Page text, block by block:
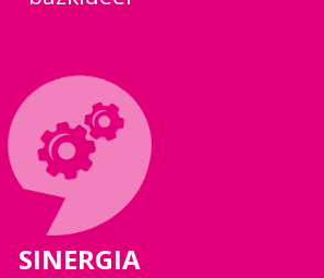
SINERGIA